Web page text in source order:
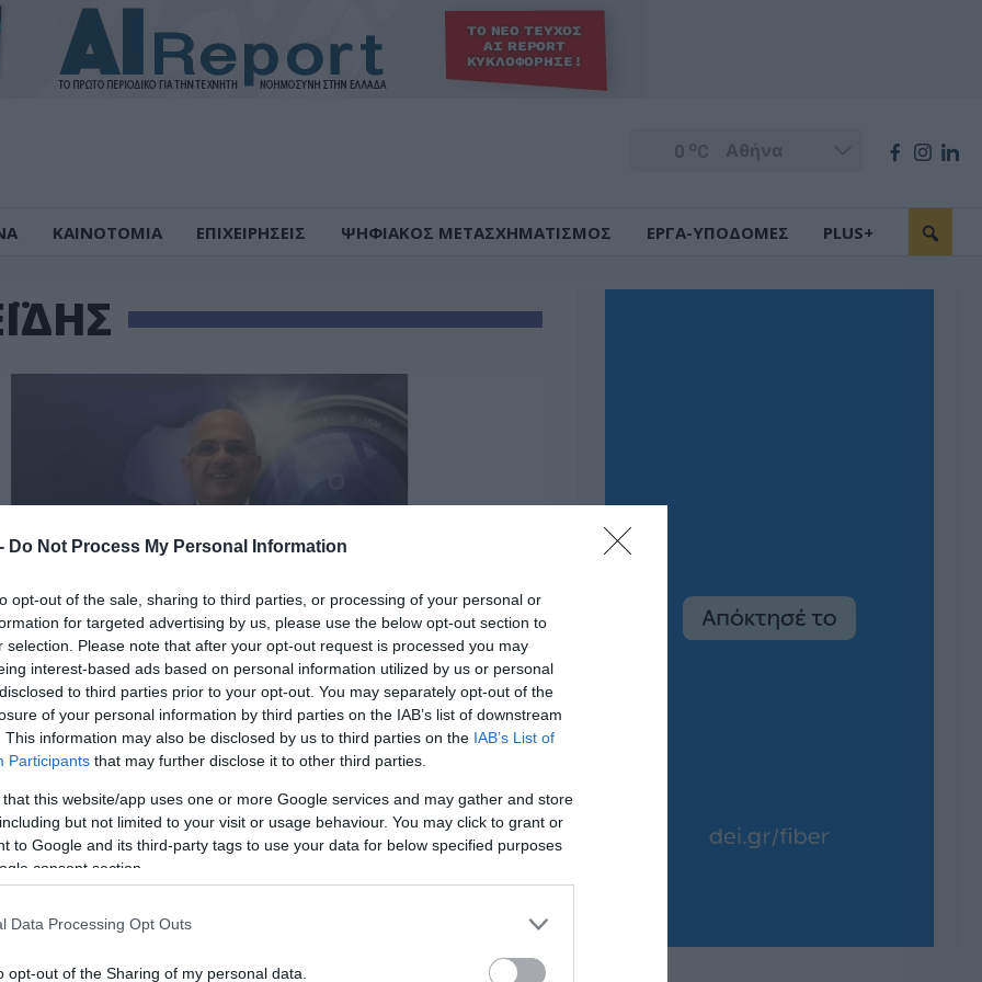
Do Not Process My Personal Information
opt-out of the sale, sharing to third parties, or processing of your personal or
for targeted advertising by us, please use the below opt-out section to
selection. Please note that after your opt-out request is processed you may
interest-based ads based on personal information utilized by us or personal
to third parties prior to your opt-out. You may separately opt-out of the
of your personal information by third parties on the IAB’s list of downstream
This information may also be disclosed by us to third parties on the IAB’s List of
Participants that may further disclose it to other third parties.
that this website/app uses one or more Google services and may gather and store
but not limited to your visit or usage behaviour. You may click to grant or
to Google and its third-party tags to use your data for below specified purposes
consent section.
Data Processing Opt Outs
opt-out of the Sharing of my personal data.
0 oC
ΚΑΙΝΟΤΟΜΙΑ ΕΠΙΧΕΙΡΗΣΕΙΣ ΨΗΦΙΑΚΟΣ ΜΕΤΑΣΧΗΜΑΤΙΣΜΟΣ ΕΡΓΑ-ΥΠΟΔΟΜΕΣ PLUS+